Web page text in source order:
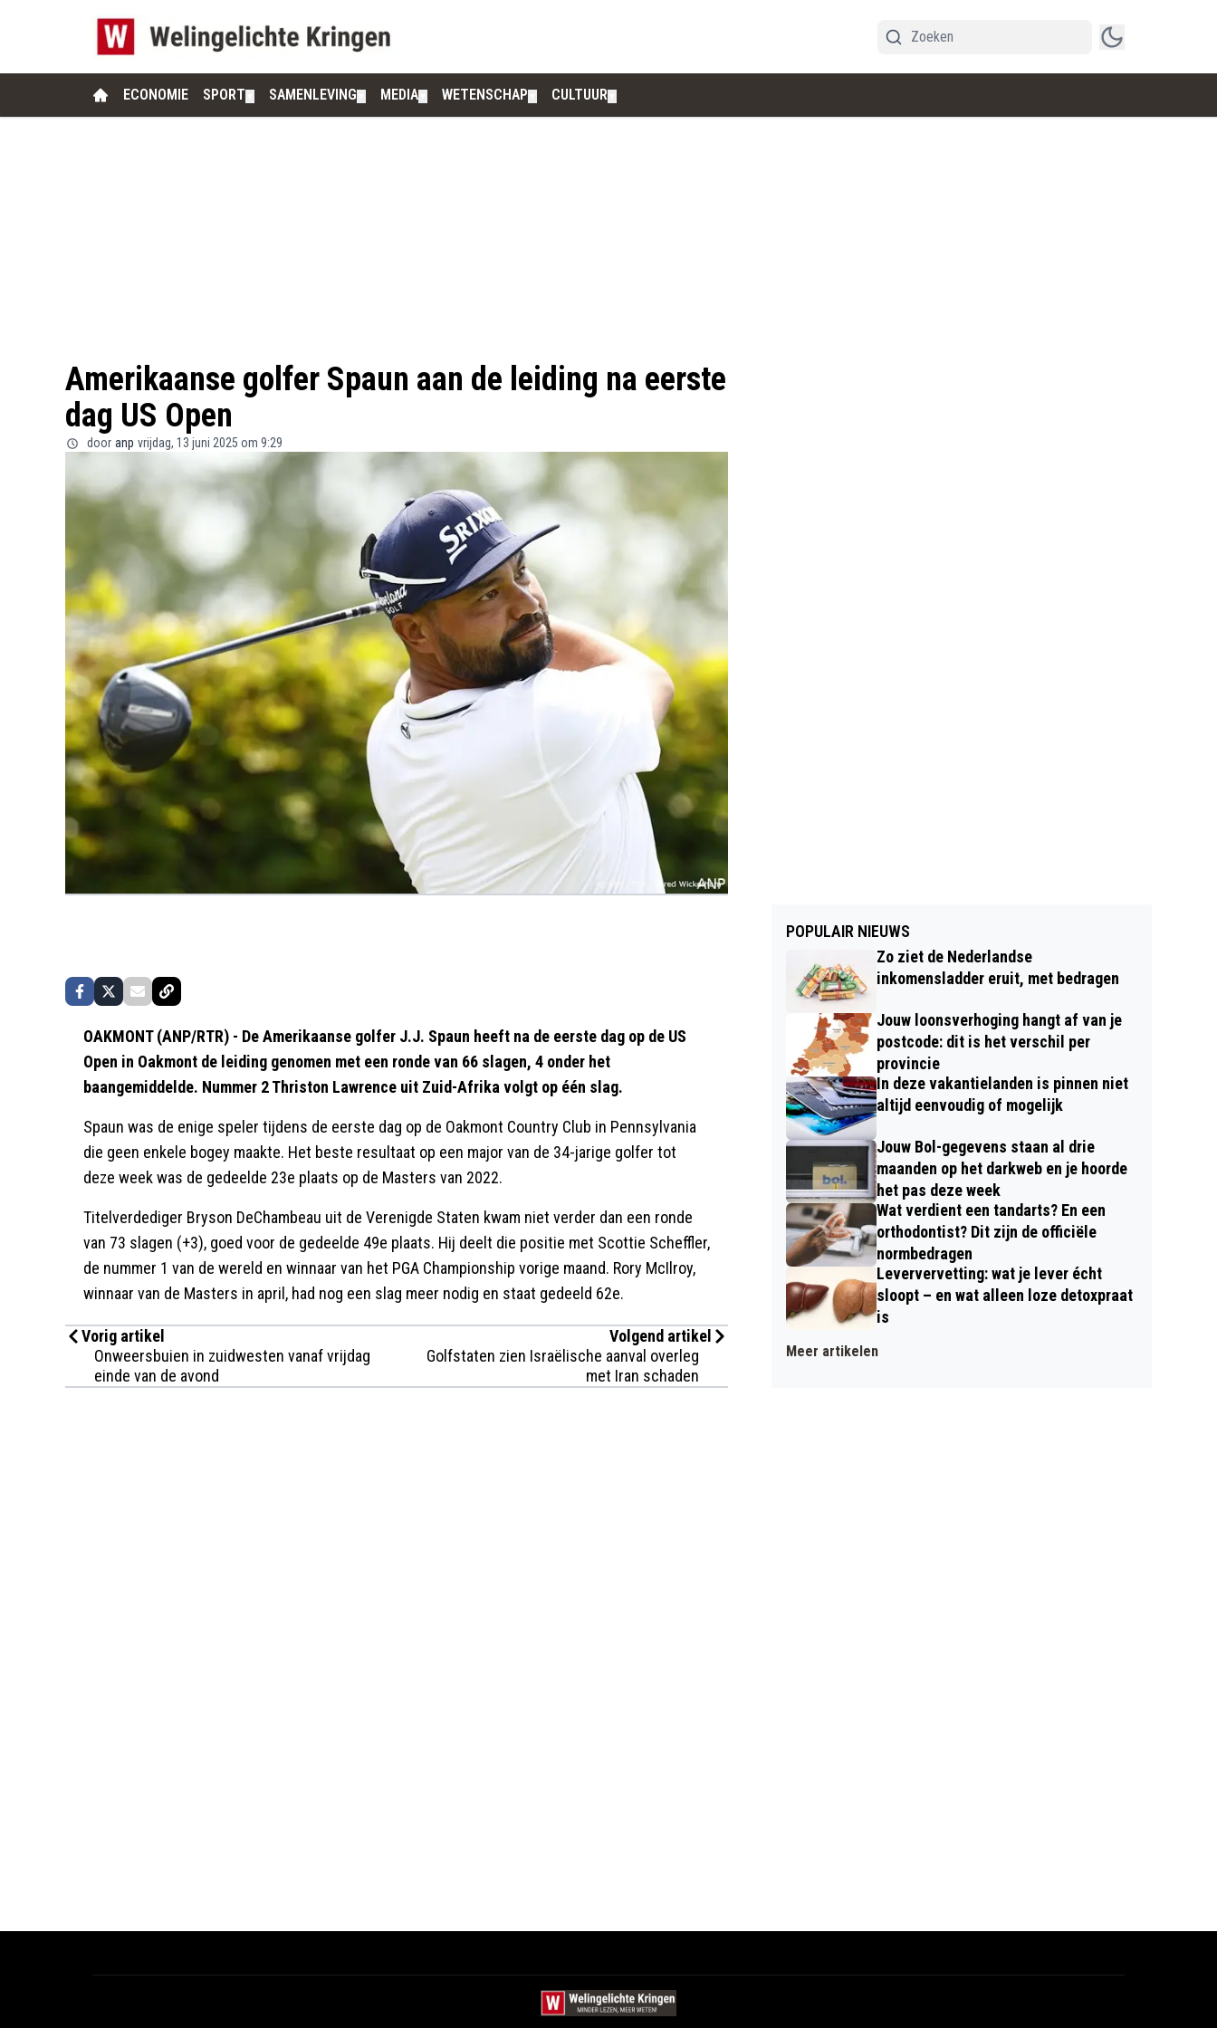
ECONOMIE SPORT SAMENLEVING MEDIA WETENSCHAP CULTUUR
Amerikaanse golfer Spaun aan de leiding na eerste
dag US Open
door anp vrijdag, 13 juni 2025 om 9:29
OAKMONT (ANP/RTR) - De Amerikaanse golfer J.J. Spaun heeft na de eerste dag op de US
Open in Oakmont de leiding genomen met een ronde van 66 slagen, 4 onder het
baangemiddelde. Nummer 2 Thriston Lawrence uit Zuid-Afrika volgt op één slag.
Spaun was de enige speler tijdens de eerste dag op de Oakmont Country Club in Pennsylvania
die geen enkele bogey maakte. Het beste resultaat op een major van de 34-jarige golfer tot
deze week was de gedeelde 23e plaats op de Masters van 2022.
Titelverdediger Bryson DeChambeau uit de Verenigde Staten kwam niet verder dan een ronde
van 73 slagen (+3), goed voor de gedeelde 49e plaats. Hij deelt die positie met Scottie Scheffler,
de nummer 1 van de wereld en winnaar van het PGA Championship vorige maand. Rory McIlroy,
winnaar van de Masters in april, had nog een slag meer nodig en staat gedeeld 62e.
Vorig artikel
Onweersbuien in zuidwesten vanaf vrijdag
einde van de avond
Volgend artikel
Golfstaten zien Israëlische aanval overleg
met Iran schaden
POPULAIR NIEUWS
Zo ziet de Nederlandse
inkomensladder eruit, met bedragen
Jouw loonsverhoging hangt af van je
postcode: dit is het verschil per
provincie
In deze vakantielanden is pinnen niet
altijd eenvoudig of mogelijk
Jouw Bol-gegevens staan al drie
maanden op het darkweb en je hoorde
het pas deze week
Wat verdient een tandarts? En een
orthodontist? Dit zijn de officiële
normbedragen
Leververvetting: wat je lever écht
sloopt – en wat alleen loze detoxpraat
is
Meer artikelen